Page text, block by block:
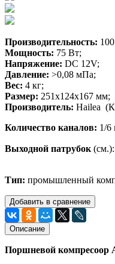
Производительность:
Мощность: 75 Вт;
Напряжение: DC 12V;
Давление: >0,08 мПа;
Вес: 4 кг;
Размер: 251х124х167 мм;
Производитель: Hailea
Количество каналов: 1/6
Выходной патрубок
Тип: промышленный
Добавить в сравнение
Описание
Поршневой компресоор